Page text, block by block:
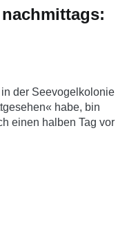
der Seevogelkolonie
habe, bin
einen halben Tag vor